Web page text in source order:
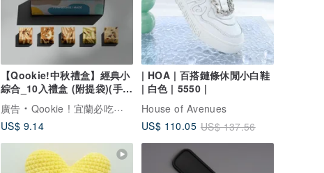
【Qookie!中秋禮盒】經典小
綜合_10入禮盒 (附提袋)(手工
餅乾)
廣告
Qookie ! 宜蘭必吃伴手禮
US$ 9.14
| HOA | 百搭鏈條休閒小白鞋
| 白色 | 5550 |
House of Avenues
US$ 110.05 US$ 137.56